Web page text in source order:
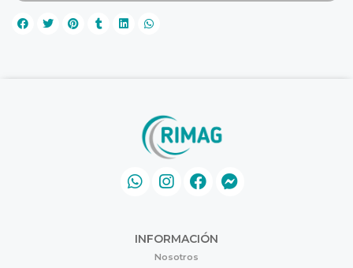
INFORMACIÓN
Nosotros